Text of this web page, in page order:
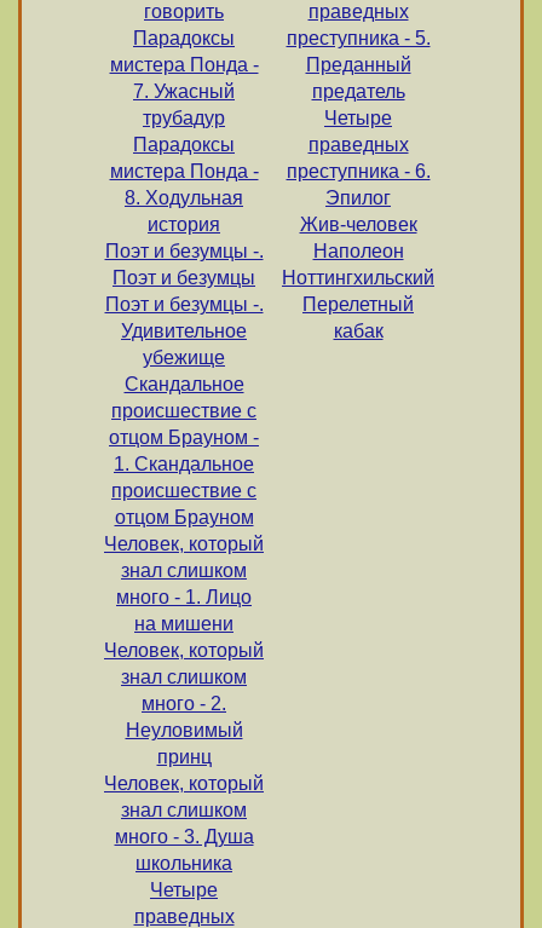
говорить
Парадоксы
мистера Понда -
7. Ужасный
трубадур
Парадоксы
мистера Понда -
8. Ходульная
история
Поэт и безумцы -.
Поэт и безумцы
Поэт и безумцы -.
Удивительное
убежище
Скандальное
происшествие с
отцом Брауном -
1. Скандальное
происшествие с
отцом Брауном
Человек, который
знал слишком
много - 1. Лицо
на мишени
Человек, который
знал слишком
много - 2.
Неуловимый
принц
Человек, который
знал слишком
много - 3. Душа
школьника
Четыре
праведных
праведных
преступника - 5.
Преданный
предатель
Четыре
праведных
преступника - 6.
Эпилог
Жив-человек
Наполеон
Ноттингхильский
Перелетный
кабак